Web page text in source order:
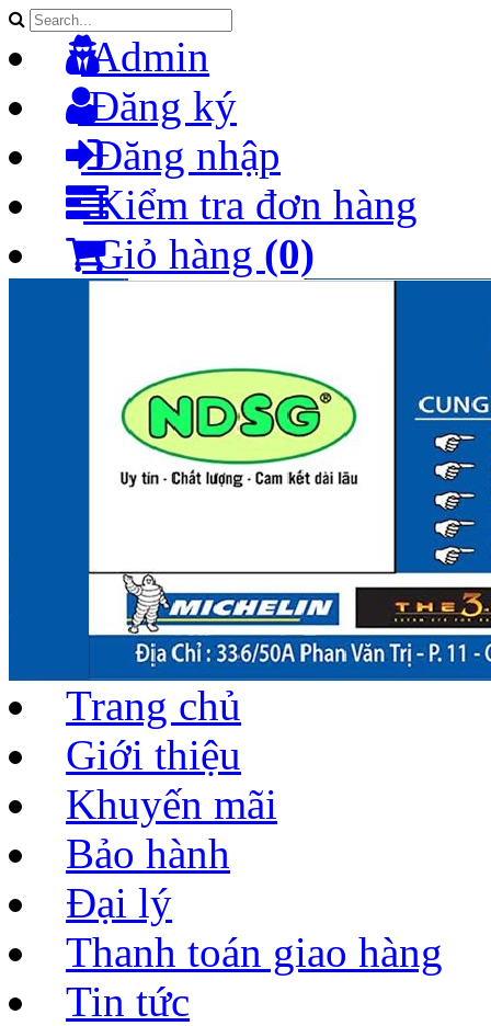
Admin
Đăng ký
Đăng nhập
Kiểm tra đơn hàng
Giỏ hàng (0)
Trang chủ
Giới thiệu
Khuyến mãi
Bảo hành
Đại lý
Thanh toán giao hàng
Tin tức